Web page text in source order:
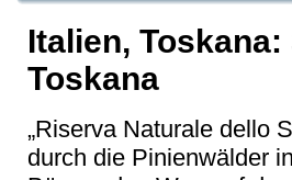
Italien,
Toskana
„Riserva Naturale dello
durch die Pinienwälder